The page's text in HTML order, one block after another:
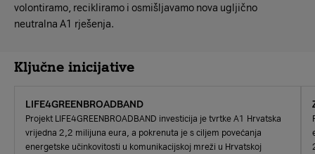
volontiramo, recikliramo i osmišljavamo nova ugljično
neutralna A1 rješenja.
Ključne inicijative
LIFE4GREENBROADBAND
Projekt LIFE4GREENBROADBAND investicija je tvrtke A1 Hrvatska
vrijedna 2,2 milijuna eura, a pokrenuta je s ciljem povećanja
energetske učinkovitosti u komunikacijskoj mreži u Hrvatskoj